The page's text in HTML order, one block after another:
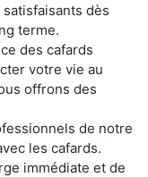
dès
terme.
des cafards
votre vie au
offrons des
de notre
les cafards.
immédiate et de